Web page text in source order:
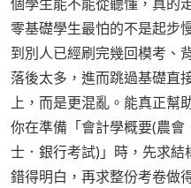
零基礎學生最怕的不是起步
到別人已經刷完幾回模考、
落後太多，進而跳過基礎直
上，而是更混亂。能真正幫
你在準備「會計學概要(農
士．銀行考試)」時，先求
錯得明白，再求整份考卷做